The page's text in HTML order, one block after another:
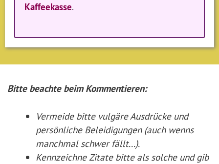
Kaffeekasse.
Bitte beachte beim Kommentieren:
Vermeide bitte vulgäre Ausdrücke und
persönliche Beleidigungen (auch wenns
manchmal schwer fällt...).
Kennzeichne Zitate bitte als solche und gib